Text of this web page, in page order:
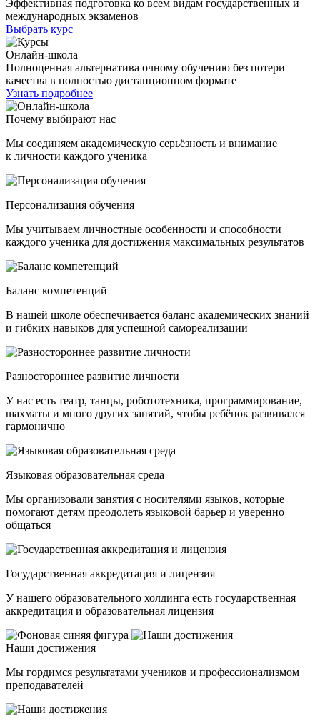
Эффективная подготовка ко всем видам государственных и
международных экзаменов
Выбрать курс
Онлайн-школа
Полноценная альтернатива очному обучению без потери
качества в полностью дистанционном формате
Узнать подробнее
Почему выбирают нас
Мы соединяем академическую серьёзность и внимание
к личности каждого ученика
Персонализация обучения
Мы учитываем личностные особенности и способности
каждого ученика для достижения максимальных результатов
Баланс компетенций
В нашей школе обеспечивается баланс академических знаний
и гибких навыков для успешной самореализации
Разностороннее развитие личности
У нас есть театр, танцы, робототехника, программирование,
шахматы и много других занятий, чтобы ребёнок развивался
гармонично
Языковая образовательная среда
Мы организовали занятия с носителями языков, которые
помогают детям преодолеть языковой барьер и уверенно
общаться
Государственная аккредитация и лицензия
У нашего образовательного холдинга есть государственная
аккредитация и образовательная лицензия
Наши достижения
Мы гордимся результатами учеников и профессионализмом
преподавателей